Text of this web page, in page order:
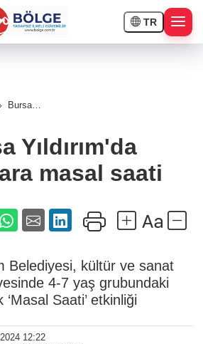
TR
Bursa
masal
saati
Yıldırım'da
masal saati
Belediyesi, kültür ve sanat
4-7 yaş grubundaki
Saati’ etkinliği
12:22